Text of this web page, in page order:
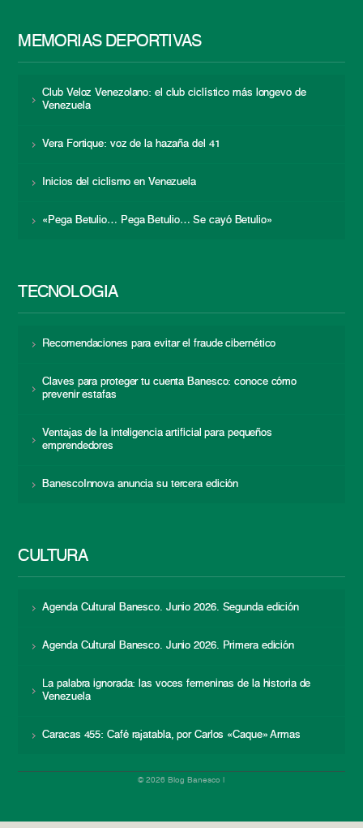
MEMORIAS DEPORTIVAS
Club Veloz Venezolano: el club ciclístico más longevo de
Venezuela
Vera Fortique: voz de la hazaña del 41
Inicios del ciclismo en Venezuela
«Pega Betulio… Pega Betulio… Se cayó Betulio»
TECNOLOGÍA
Recomendaciones para evitar el fraude cibernético
Claves para proteger tu cuenta Banesco: conoce cómo
prevenir estafas
Ventajas de la inteligencia artificial para pequeños
emprendedores
BanescoInnova anuncia su tercera edición
CULTURA
Agenda Cultural Banesco. Junio 2026. Segunda edición
Agenda Cultural Banesco. Junio 2026. Primera edición
La palabra ignorada: las voces femeninas de la historia de
Venezuela
Caracas 455: Café rajatabla, por Carlos «Caque» Armas
© 2026 Blog Banesco |